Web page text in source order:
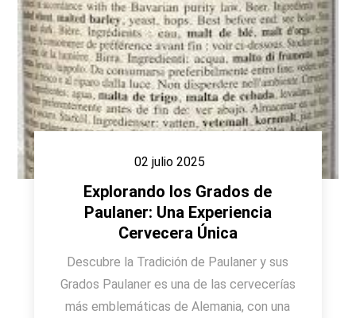
02 julio 2025
Explorando los Grados de
Paulaner: Una Experiencia
Cervecera Única
Descubre la Tradición de Paulaner y sus
Grados Paulaner es una de las cervecerías
más emblemáticas de Alemania, con una